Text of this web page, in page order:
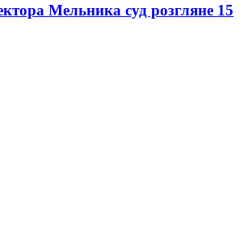
Мельника суд розгляне 15